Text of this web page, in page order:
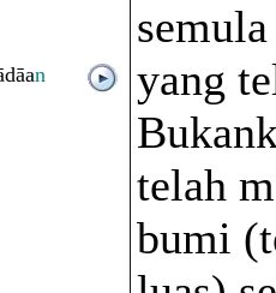
n
yang
telah
bumi